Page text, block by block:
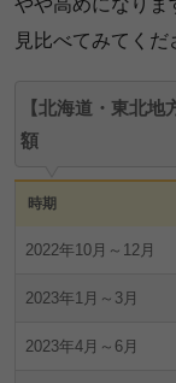
見比べてみてくだ
【北海道・東北
額
時期
2022年10月～12月
2023年1月～3月
2023年4月～6月